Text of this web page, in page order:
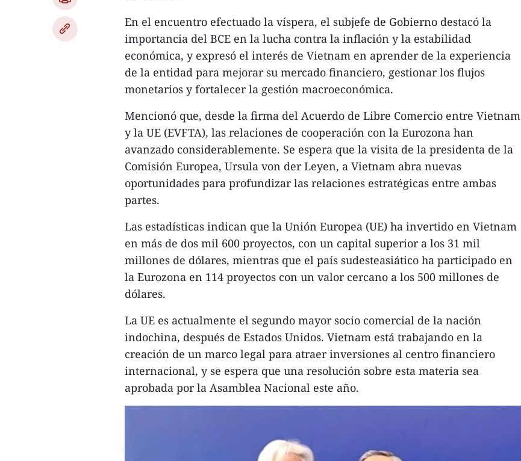
En el encuentro efectuado la víspera, el subjefe de Gobierno destacó la
importancia del BCE en la lucha contra la inflación y la estabilidad
económica, y expresó el interés de Vietnam en aprender de la experiencia
de la entidad para mejorar su mercado financiero, gestionar los flujos
monetarios y fortalecer la gestión macroeconómica.
Mencionó que, desde la firma del Acuerdo de Libre Comercio entre Vietnam
y la UE (EVFTA), las relaciones de cooperación con la Eurozona han
avanzado considerablemente. Se espera que la visita de la presidenta de la
Comisión Europea, Ursula von der Leyen, a Vietnam abra nuevas
oportunidades para profundizar las relaciones estratégicas entre ambas
partes.
Las estadísticas indican que la Unión Europea (UE) ha invertido en Vietnam
en más de dos mil 600 proyectos, con un capital superior a los 31 mil
millones de dólares, mientras que el país sudesteasiático ha participado en
la Eurozona en 114 proyectos con un valor cercano a los 500 millones de
dólares.
La UE es actualmente el segundo mayor socio comercial de la nación
indochina, después de Estados Unidos. Vietnam está trabajando en la
creación de un marco legal para atraer inversiones al centro financiero
internacional, y se espera que una resolución sobre esta materia sea
aprobada por la Asamblea Nacional este año.